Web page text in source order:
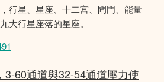
行星、星座、十二宫、閘門、能量
大行星座落的星座。
3-60通道與32-54通道壓力使